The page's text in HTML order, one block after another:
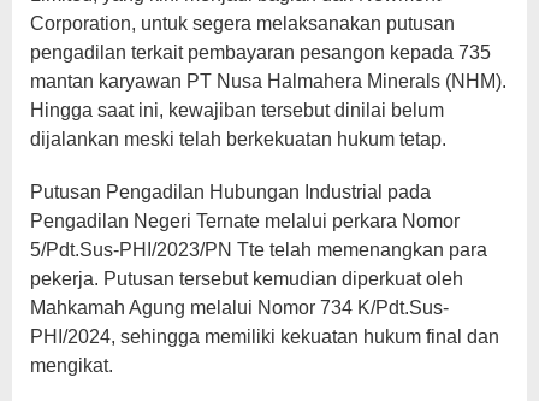
Corporation, untuk segera melaksanakan putusan
pengadilan terkait pembayaran pesangon kepada 735
mantan karyawan PT Nusa Halmahera Minerals (NHM).
Hingga saat ini, kewajiban tersebut dinilai belum
dijalankan meski telah berkekuatan hukum tetap.
Putusan Pengadilan Hubungan Industrial pada
Pengadilan Negeri Ternate melalui perkara Nomor
5/Pdt.Sus-PHI/2023/PN Tte telah memenangkan para
pekerja. Putusan tersebut kemudian diperkuat oleh
Mahkamah Agung melalui Nomor 734 K/Pdt.Sus-
PHI/2024, sehingga memiliki kekuatan hukum final dan
mengikat.